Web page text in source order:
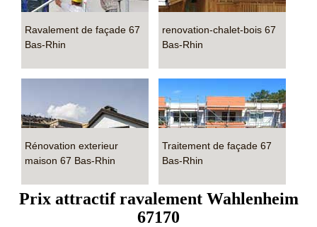
Ravalement de façade 67
Bas-Rhin
renovation-chalet-bois 67
Bas-Rhin
Rénovation exterieur
maison 67 Bas-Rhin
Traitement de façade 67
Bas-Rhin
Prix attractif ravalement Wahlenheim
67170